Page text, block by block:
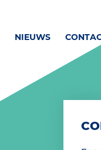
NIEUWS